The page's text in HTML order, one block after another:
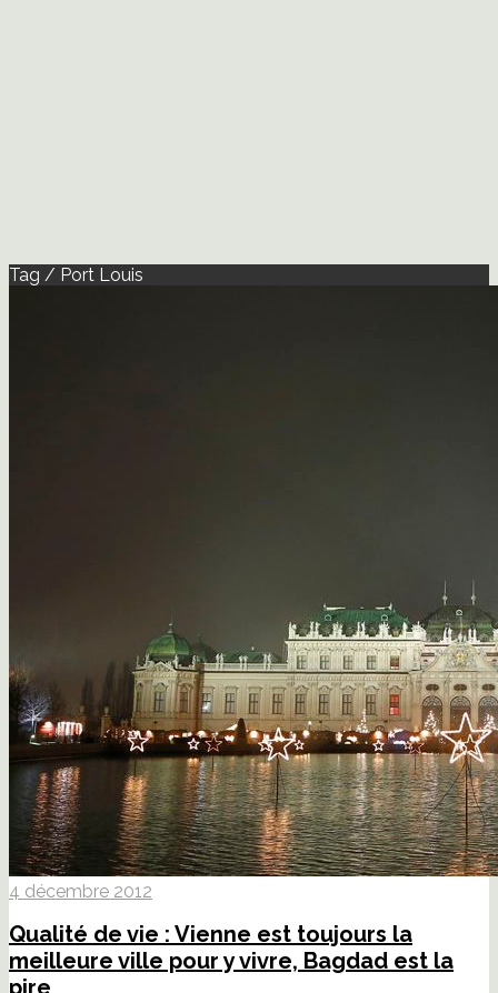
Tag / Port Louis
4 décembre 2012
Qualité de vie : Vienne est toujours la
meilleure ville pour y vivre, Bagdad est la
pire